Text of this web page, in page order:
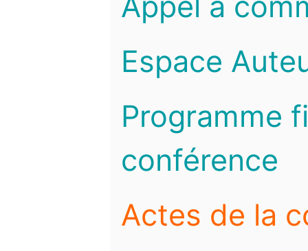
Espace
Programme
conférence
Actes de la